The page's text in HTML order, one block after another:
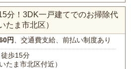
分！3DK一戸建てでのお掃除代
たま市北区）
円 、交通費支給、前払い制度あり
歩15分
たま市北区付近）